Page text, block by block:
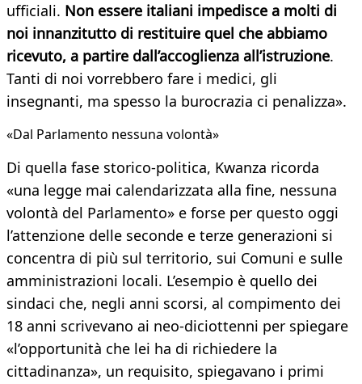
ufficiali. Non essere italiani impedisce a molti di
noi innanzitutto di restituire quel che abbiamo
ricevuto, a partire dall’accoglienza all’istruzione.
Tanti di noi vorrebbero fare i medici, gli
insegnanti, ma spesso la burocrazia ci penalizza».
«Dal Parlamento nessuna volontà»
Di quella fase storico-politica, Kwanza ricorda
«una legge mai calendarizzata alla fine, nessuna
volontà del Parlamento» e forse per questo oggi
l’attenzione delle seconde e terze generazioni si
concentra di più sul territorio, sui Comuni e sulle
amministrazioni locali. L’esempio è quello dei
sindaci che, negli anni scorsi, al compimento dei
18 anni scrivevano ai neo-diciottenni per spiegare
«l’opportunità che lei ha di richiedere la
cittadinanza», un requisito, spiegavano i primi